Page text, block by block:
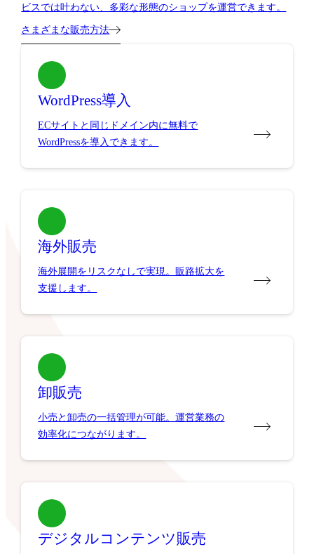
ビスでは叶わない、多彩な形態のショップを運営できます。
さまざまな販売方法
WordPress導入
ECサイトと同じドメイン内に無料で
WordPressを導入できます。
海外販売
海外展開をリスクなしで実現。販路拡大を
支援します。
卸販売
小売と卸売の一括管理が可能。運営業務の
効率化につながります。
デジタルコンテンツ販売